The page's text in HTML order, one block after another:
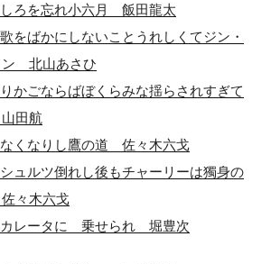
ろを忘れ小六月 飯田龍太
をばかにしないことうれしくてジン・
ン 北山あさひ
かごならばぼくらみな揺らされすぎて
田航
なくなりし鷹の道 佐々木六戈
ュルツ倒れし後もチャーリーは獨身の
々木六戈
カレータに 乗せられ 堀豊次